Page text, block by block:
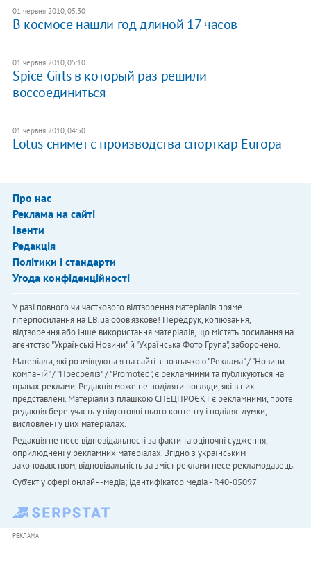
01 червня 2010, 05:30
В космосе нашли год длиной 17 часов
01 червня 2010, 05:10
Spice Girls в который раз решили
воссоединиться
01 червня 2010, 04:50
Lotus снимет с производства спорткар Europa
Про нас
Реклама на сайті
Івенти
Редакція
Політики і стандарти
Угода конфіденційності
У разі повного чи часткового відтворення матеріалів пряме
гіперпосилання на LB.ua обов'язкове! Передрук, копіювання,
відтворення або інше використання матеріалів, що містять посилання на
агентство "Українськi Новини" й "Українська Фото Група", заборонено.
Матеріали, які розміщуються на сайті з позначкою "Реклама" / "Новини
компаній" / "Пресреліз" / "Promoted", є рекламними та публікуються на
правах реклами. Редакція може не поділяти погляди, які в них
представлені. Матеріали з плашкою СПЕЦПРОЄКТ є рекламними, проте
редакція бере участь у підготовці цього контенту і поділяє думки,
висловлені у цих матеріалах.
Редакція не несе відповідальності за факти та оціночні судження,
оприлюднені у рекламних матеріалах. Згідно з українським
законодавством, відповідальність за зміст реклами несе рекламодавець.
Cуб'єкт у сфері онлайн-медіа; ідентифікатор медіа - R40-05097
РЕКЛАМА